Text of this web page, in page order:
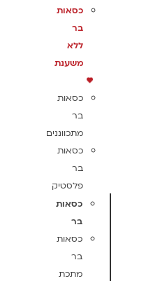
כסאות
בר
ללא
משענת
כסאות
בר
מתכווננים
כסאות
בר
פלסטיק
כסאות
בר
כסאות
בר
מתכת